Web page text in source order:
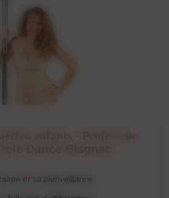
et sa bienveillance